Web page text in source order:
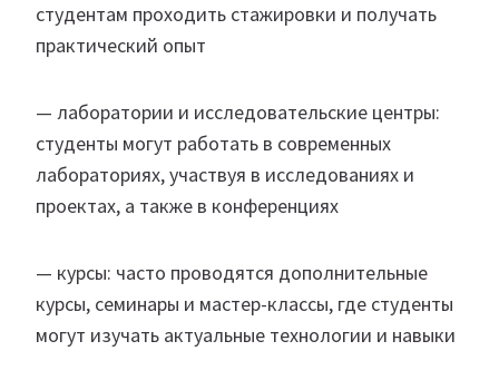
студентам проходить стажировки и получать
практический опыт
— лаборатории и исследовательские центры:
студенты могут работать в современных
лабораториях, участвуя в исследованиях и
проектах, а также в конференциях
— курсы: часто проводятся дополнительные
курсы, семинары и мастер-классы, где студенты
могут изучать актуальные технологии и навыки